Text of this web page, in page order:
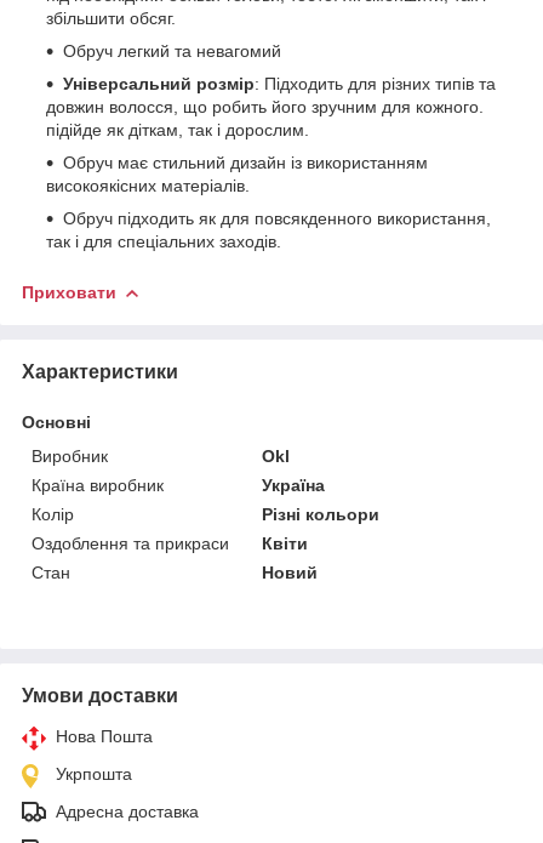
збільшити обсяг.
Обруч легкий та невагомий
Універсальний розмір: Підходить для різних типів та
довжин волосся, що робить його зручним для кожного.
підійде як діткам, так і дорослим.
Обруч має стильний дизайн із використанням
високоякісних матеріалів.
Обруч підходить як для повсякденного використання,
так і для спеціальних заходів.
Приховати
Характеристики
Основні
Виробник
Okl
Країна виробник
Україна
Колір
Різні кольори
Оздоблення та прикраси
Квіти
Стан
Новий
Умови доставки
Нова Пошта
Укрпошта
Адресна доставка